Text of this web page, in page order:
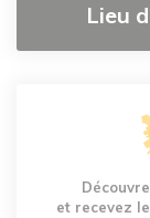
Lieu
et recevez